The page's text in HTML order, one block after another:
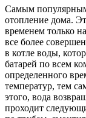
Самым популярным
отопление дома.
временем только
все более
в котле воды,
батарей по всем
определенного
температур, тем
этого, вода
проходит